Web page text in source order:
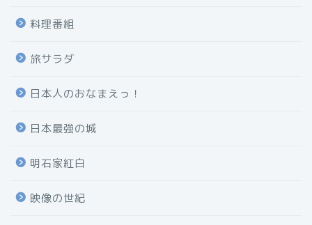
料理番組
旅サラダ
日本人のおなまえっ！
日本最強の城
明石家紅白
映像の世紀